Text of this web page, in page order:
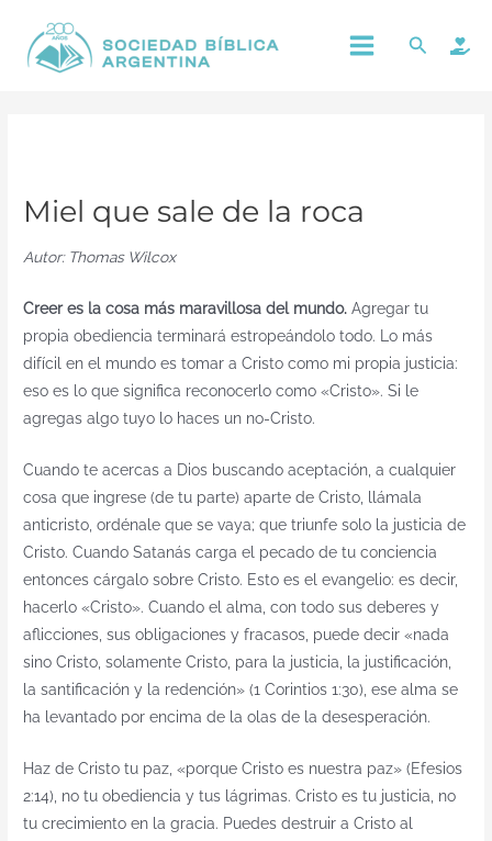
contenido
Menu
Buscar
Miel que sale de la roca
Autor: Thomas Wilcox
Creer es la cosa más maravillosa del mundo.Agregar tu
propia obediencia terminará estropeándolo todo. Lo más
difícil en el mundo es tomar a Cristo como mi propia justicia:
eso es lo que significa reconocerlo como «Cristo». Si le
agregas algo tuyo lo haces un no-Cristo.
Cuando te acercas a Dios buscando aceptación, a cualquier
cosa que ingrese (de tu parte) aparte de Cristo, llámala
anticristo, ordénale que se vaya; que triunfe solo la justicia de
Cristo. Cuando Satanás carga el pecado de tu conciencia
entonces cárgalo sobre Cristo. Esto es el evangelio: es decir,
hacerlo «Cristo». Cuando el alma, con todo sus deberes y
aflicciones, sus obligaciones y fracasos, puede decir «nada
sino Cristo, solamente Cristo, para la justicia, la justificación,
la santificación y la redención» (1 Corintios 1:30), ese alma se
ha levantado por encima de la olas de la desesperación.
Haz de Cristo tu paz, «porque Cristo es nuestra paz» (Efesios
2:14), no tu obediencia y tus lágrimas. Cristo es tu justicia, no
tu crecimiento en la gracia. Puedes destruir a Cristo al